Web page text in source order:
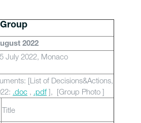
2022
July 2022, Monaco
[List of Decisions&Actions,
.doc , .pdf ], [Group Photo ]
Title